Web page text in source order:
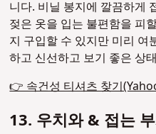
니다. 비닐 봉지에 깔끔하게
젖은 옷을 입는 불편함을 피
지 구입할 수 있지만 미리 여
하고 신선하고 보기 좋은 상
👉 속건성 티셔츠 찾기
13. 우치와 & 접는